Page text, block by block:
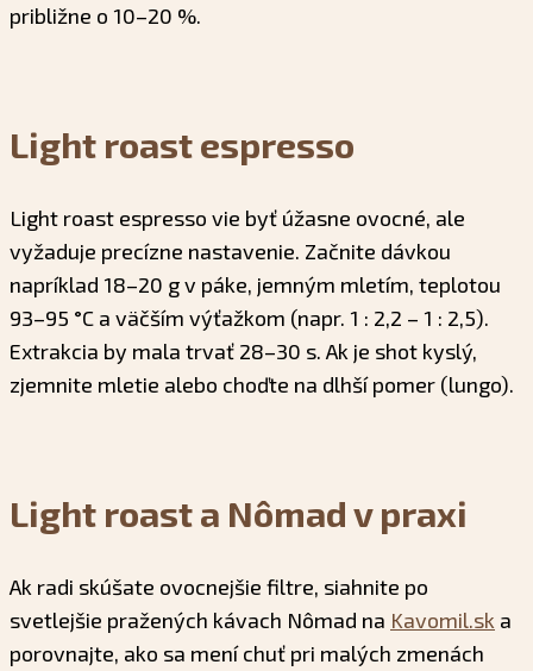
približne o 10–20 %.
Light roast espresso
Light roast espresso vie byť úžasne ovocné, ale
vyžaduje precízne nastavenie. Začnite dávkou
napríklad 18–20 g v páke, jemným mletím, teplotou
93–95 °C a väčším výťažkom (napr. 1 : 2,2 – 1 : 2,5).
Extrakcia by mala trvať 28–30 s. Ak je shot kyslý,
zjemnite mletie alebo choďte na dlhší pomer (lungo).
Light roast a Nômad v praxi
Ak radi skúšate ovocnejšie filtre, siahnite po
svetlejšie pražených kávach Nômad na Kavomil.sk a
porovnajte, ako sa mení chuť pri malých zmenách